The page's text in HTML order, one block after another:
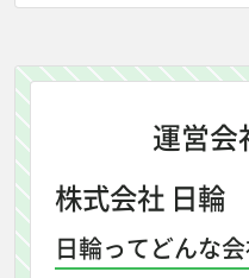
運営会
株式会社 日輪
日輪ってどんな会